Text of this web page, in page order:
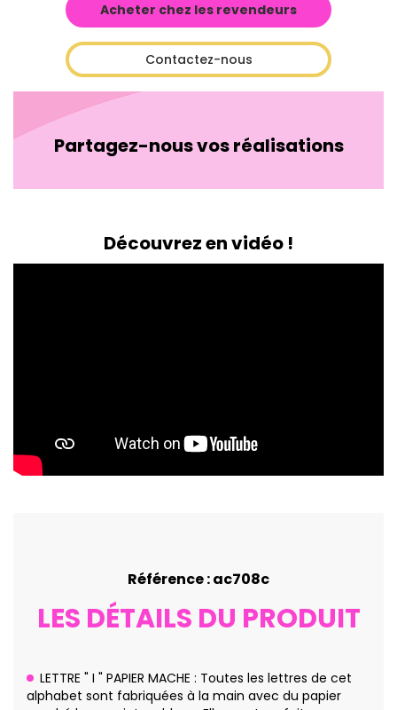
Acheter chez les revendeurs
Contactez-nous
Partagez-nous vos réalisations
Découvrez en vidéo !
Référence : ac708c
LES DÉTAILS DU PRODUIT
LETTRE " I " PAPIER MACHE : Toutes les lettres de cet
alphabet sont fabriquées à la main avec du papier